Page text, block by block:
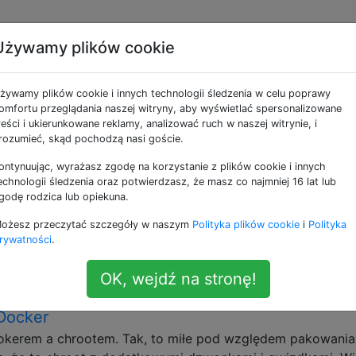
jako linux
zadań Jenkins i konfiguracji master?
wszystkich zadań Jenkins i plików konfiguracyjnych.
Jenkins?
Jakie inne narzędzia SCM obsługuje Jenkins?
a chrootem. Tak, to miłe pod względem pakowania
plików cookie
plików cookie i innych technologii śledzenia w celu poprawy
przeglądania naszej witryny, aby wyświetlać spersonalizowane
i ukierunkowane reklamy, analizować ruch w naszej witrynie, i
skąd pochodzą nasi goście.
wyrażasz zgodę na korzystanie z plików cookie i innych
śledzenia oraz potwierdzasz, że masz co najmniej 16 lat lub
rodzica lub opiekuna.
przeczytać szczegóły w naszym Polityka plików cookie i Polityka
.
OK, wejdź na stronę!